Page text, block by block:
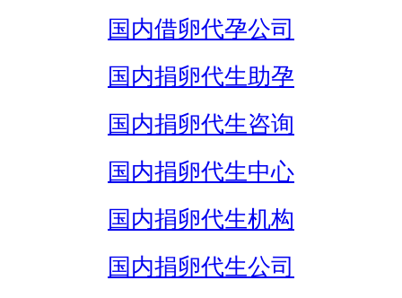
国内借卵代孕公司
国内捐卵代生助孕
国内捐卵代生咨询
国内捐卵代生中心
国内捐卵代生机构
国内捐卵代生公司